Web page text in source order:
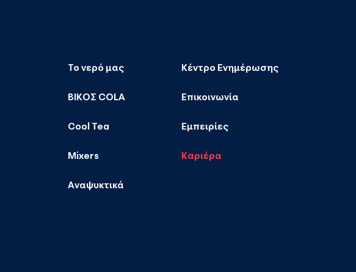
Το νερό μας
ΒΙΚΟΣ COLA
Cool Tea
Mixers
Αναψυκτικά
Κέντρο Ενημέρωσης
Επικοινωνία
Εμπειρίες
Καριέρα